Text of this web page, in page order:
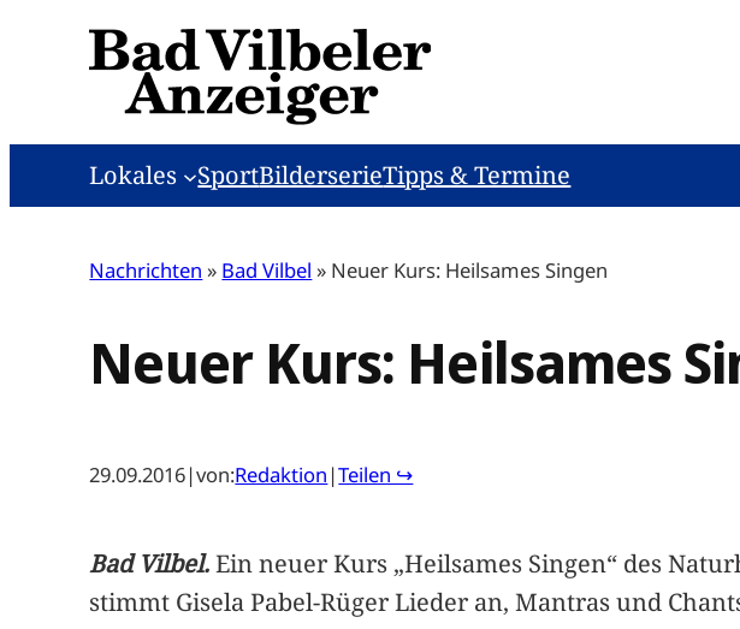
Lokales SportBilderserieTipps & Termine
Nachrichten » Bad Vilbel » Neuer Kurs: Heilsames Singen
Neuer Kurs: Heilsames
29.09.2016|von:Redaktion |Teilen ↪
Bad Vilbel.Ein neuer Kurs „Heilsames Singen“ des
stimmt Gisela Pabel-Rüger Lieder an, Mantras und